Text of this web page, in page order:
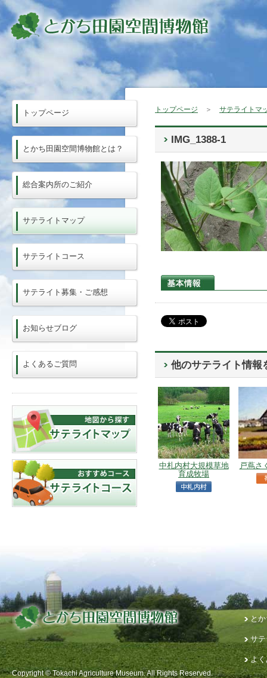
トップページ ＞ サテライトマ
IMG_1388-1
他のサテライト情報
中札内村大規模草地
育成牧場
戸蔦さ
トップページ
とかち田園空間博物館とは？
総合案内所のご紹介
サテライトマップ
サテライトコース
サテライト募集・ご感想
お知らせブログ
よくあるご質問
と
サ
よ
Copyright © Tokachi Agriculture Museum. All Rights Reserved.